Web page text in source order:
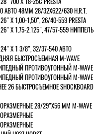
АВТО 48ММ 28/32Х622/630 H.R.T.
Х 1,00-1,50", 26/40-559 PRESTA
Х 1.75-2.125", 47/57-559 НИППЕЛЬ
24" Х 1 3/8", 32/37-540 АВТО
БЫСТРОСЪЕМНАЯ M-WAVE
ПРОТИВОУГОННЫЙ M-WAVE
ПРОТИВОУГОННЫЙ M-WAVE
26 БЫСТРОСЪЕМНОЕ SHOCKBOARD
28/29"Х56 ММ M-WAVE